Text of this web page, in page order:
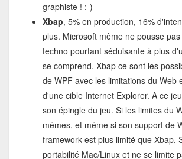
graphiste ! :-)
Xbap, 5% en production, 16%
plus. Microsoft même ne pousse
techno pourtant séduisante à plus
se comprend. Xbap ce sont les
de WPF avec les limitations du Web
d'une cible Internet Explorer. A ce
son épingle du jeu. Si les limites du
mêmes, et même si son support de
framework est plus limité que Xbap,
portabilité Mac/Linux et ne se limite